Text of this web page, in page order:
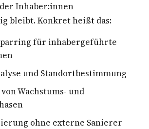
Inhaber:innen
bleibt. Konkret heißt das:
für inhabergeführte
und Standortbestimmung
Wachstums- und
ohne externe Sanierer